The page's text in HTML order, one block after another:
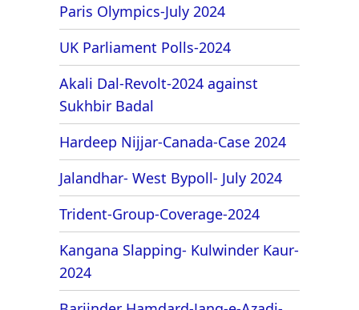
Paris Olympics-July 2024
UK Parliament Polls-2024
Akali Dal-Revolt-2024 against
Sukhbir Badal
Hardeep Nijjar-Canada-Case 2024
Jalandhar- West Bypoll- July 2024
Trident-Group-Coverage-2024
Kangana Slapping- Kulwinder Kaur-
2024